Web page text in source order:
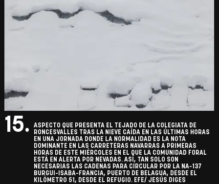
15.
ASPECTO QUE PRESENTA EL TEJADO DE LA COLEGIATA DE
RONCESVALLES TRAS LA NIEVE CAÍDA EN LAS ÚLTIMAS HORAS
EN UNA JORNADA DONDE LA NORMALIDAD ES LA NOTA
DOMINANTE EN LAS CARRETERAS NAVARRAS A PRIMERAS
HORAS DE ESTE MIÉRCOLES EN EL QUE LA COMUNIDAD FORAL
ESTÁ EN ALERTA POR NEVADAS. ASÍ, TAN SOLO SON
NECESARIAS LAS CADENAS PARA CIRCULAR POR LA NA-137
BURGUI-ISABA-FRANCIA, PUERTO DE BELAGUA, DESDE EL
KILÓMETRO 51, DESDE EL REFUGIO. EFE/ JESÚS DIGES